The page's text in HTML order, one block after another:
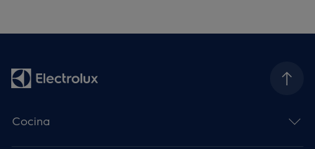
Cocina